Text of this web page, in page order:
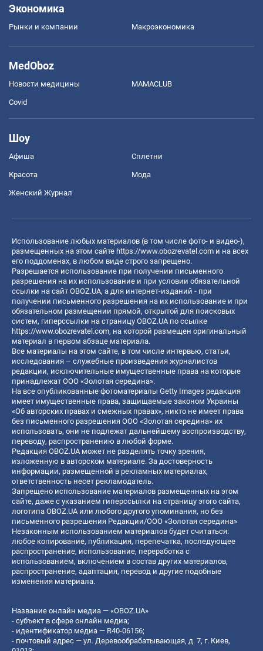
Экономика
Рынки и компании Mакроэкономика
MedOboz
Новости медицины MAMACLUB
Covid
Шоу
Афиша Сплетни
Красота Мода
Женский Журнал
Использование любых материалов (в том числе фото- и видео-),
размещенных на этом сайте https://www.obozrevatel.com и на всех
его поддоменах, в любом виде строго запрещено.
Разрешается использование при получении письменного
разрешения на их использование и при условии обязательной
ссылки на сайт OBOZ.UA, а для интернет-изданий - при
получении письменного разрешения на их использование и при
обязательном размещении прямой, открытой для поисковых
систем, гиперссылки на страницу OBOZ.UA по ссылке
https://www.obozrevatel.com, на которой размещен оригинальный
материал в первом абзаце материала.
Все материалы на этом сайте, в том числе интервью, статьи,
исследования – служебные произведения журналистов
редакции, исключительные имущественные права на которые
принадлежат ООО «Золотая середина».
На все опубликованные фотоматериалы Getty Images редакция
имеет имущественные права, защищаемые законом Украины
«Об авторских правах и смежных правах», никто не имеет права
без письменного разрешения ООО «Золотая середина» их
использовать, они не подлежат дальнейшему воспроизводству,
переводу, распространению в любой форме.
Редакция OBOZ.UA может не разделять точку зрения,
изложенную в авторском материале. За достоверность
информации, размещенной в рекламных материалах,
ответственность несет рекламодатель.
Запрещено использование материалов размещенных на этом
сайте, даже с указанием гиперссылки на страницу этого сайта,
логотипа OBOZ.UA или любого другого упоминания, но без
письменного разрешения Редакции/ООО «Золотая середина»
Незаконным использованием материалов будет считаться:
любое копирование, публикация, перепечатка, последующее
распространение, использование, переработка с
использованием, включением в состав других материалов,
распространение, адаптация, перевод и другие подобные
изменения материала.
Название онлайн медиа — «OBOZ.UA»
- субъект в сфере онлайн медиа;
- идентификатор медиа — R40-06156;
- почтовый адрес — ул. Деревообрабатывающая, д. 7, г. Киев,